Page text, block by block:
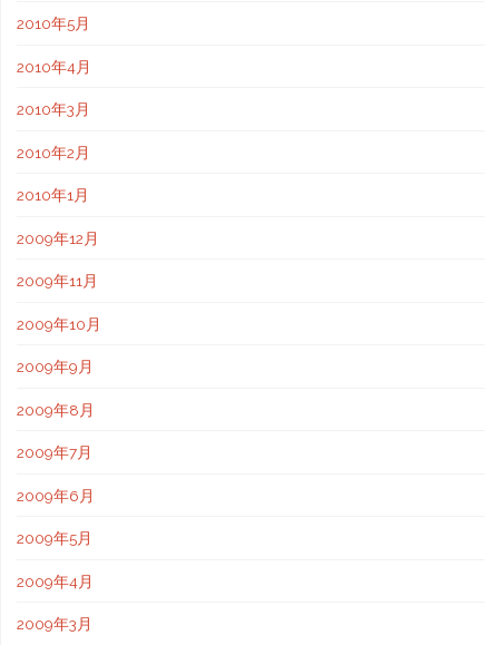
2010年5月
2010年4月
2010年3月
2010年2月
2010年1月
2009年12月
2009年11月
2009年10月
2009年9月
2009年8月
2009年7月
2009年6月
2009年5月
2009年4月
2009年3月